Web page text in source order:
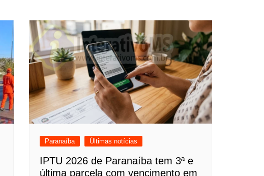
Paranaíba Últimas notícias
IPTU 2026 de Paranaíba tem 3ª e
última parcela com vencimento em